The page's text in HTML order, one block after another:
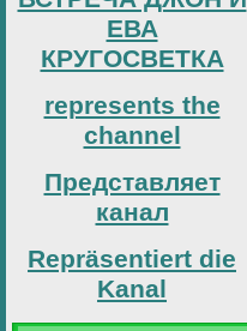
ЕВА
КРУГОСВЕТКА
represents the
channel
Представляет
канал
Repräsentiert die
Kanal